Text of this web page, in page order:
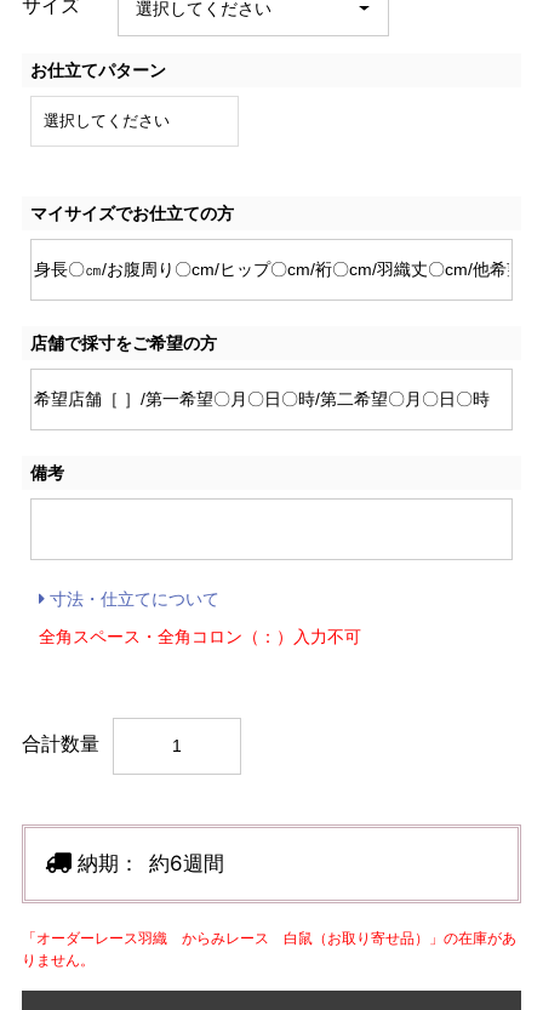
サイズ
お仕立てパターン
マイサイズでお仕立ての方
店舗で採寸をご希望の方
備考
寸法・仕立てについて
全角スペース・全角コロン（：）入力不可
合計数量
納期： 約6週間
「オーダーレース羽織 からみレース 白鼠（お取り寄せ品）」の在庫があ
りません。